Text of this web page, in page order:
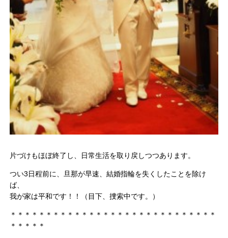
片づけもほぼ終了し、日常生活を取り戻しつつあります。
つい3日程前に、旦那が早速、結婚指輪を失くしたことを除け
ば、
我が家は平和です！！（目下、捜索中です。）
＊＊＊＊＊＊＊＊＊＊＊＊＊＊＊＊＊＊＊＊＊＊＊＊＊＊＊＊＊
＊＊＊＊＊